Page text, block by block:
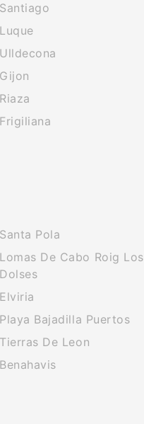
Santiago
Luque
Ulldecona
Gijon
Riaza
Frigiliana
Santa Pola
Lomas De Cabo Roig Los
Dolses
Elviria
Playa Bajadilla Puertos
Tierras De Leon
Benahavis